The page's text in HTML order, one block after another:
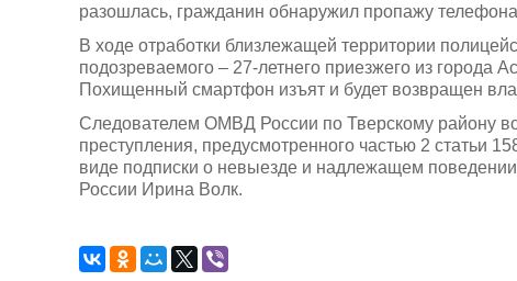
разошлась, гражданин обнаружил пропажу
В ходе отработки близлежащей территории
подозреваемого – 27-летнего приезжего из города
Похищенный смартфон изъят и будет возвращен
Следователем ОМВД России по Тверскому району
преступления, предусмотренного частью 2 статьи
виде подписки о невыезде и надлежащем
России Ирина Волк.